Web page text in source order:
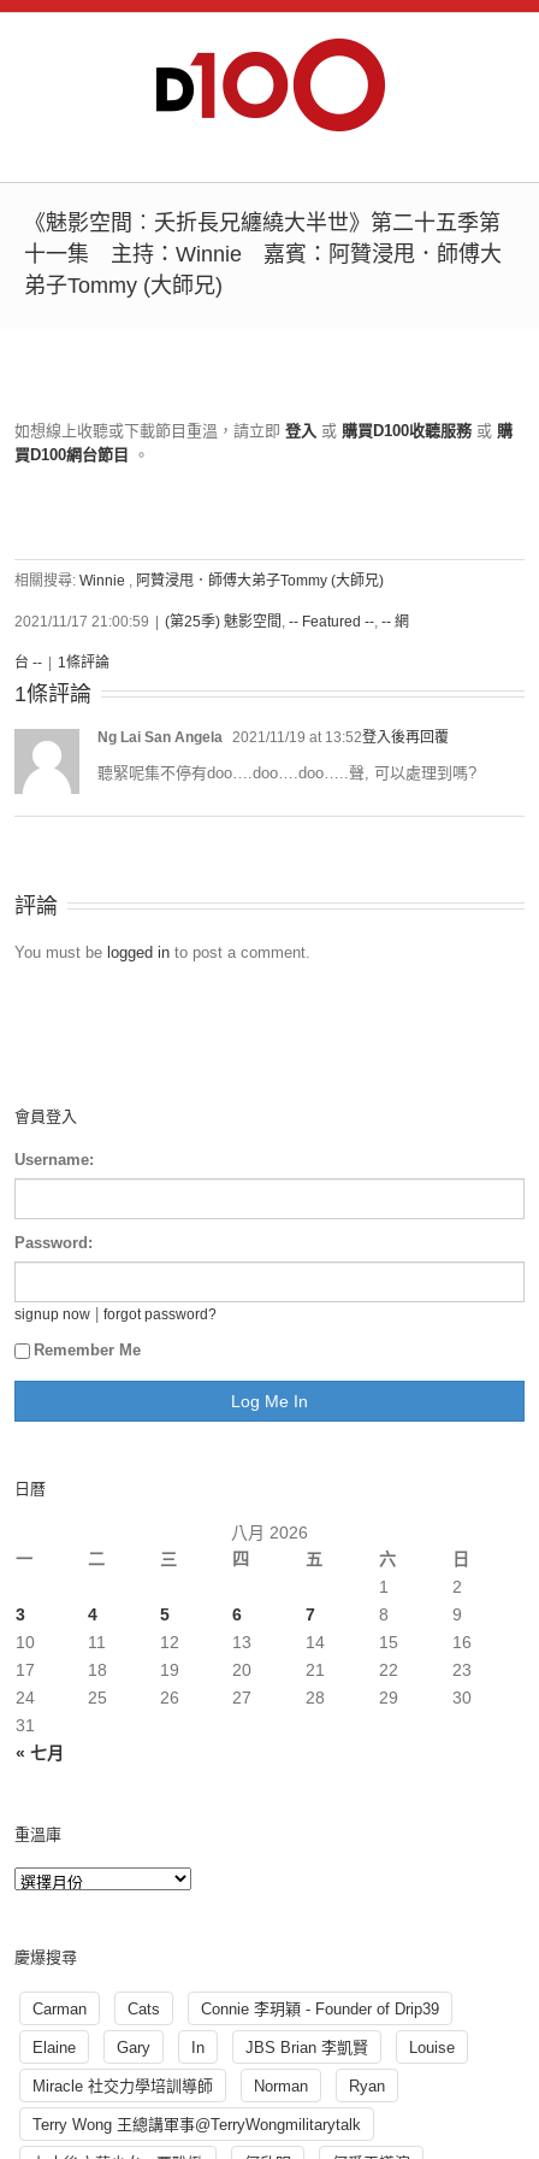
《魅影空間︰夭折長兄纏繞大半世》第二十五季第
十一集 主持：Winnie 嘉賓：阿贊浸甩．師傅大
弟子Tommy (大師兄)
如想線上收聽或下載節目重溫，請立即 登入 或 購買D100收聽服務 或 購
買D100網台節目
。
相關搜尋: Winnie , 阿贊浸甩．師傅大弟子Tommy (大師兄)
2021/11/17 21:00:59 (第25季) 魅影空間 , -- Featured --, -- 網
台 -- 1條評論
1條評論
Ng Lai San Angela 2021/11/19 at 13:52登入後再回覆
聽緊呢集不停有doo….doo….doo…..聲, 可以處理到嗎?
評論
You must be logged in to post a comment.
會員登入
Username:
Password:
signup now forgot password?
Remember Me
日曆
八月 2026
一
二 三 四 五 六 日
« 七月
1
2
3
4 5 6 7 8
9
10
11 12 13 14 15
16
17
18 19 20 21 22
23
24
25 26 27 28 29
30
31
重溫庫
慶爆搜尋
Carman Cats Connie 李玥穎 - Founder of Drip39
Elaine Gary In JBS Brian 李凱賢 Louise
Miracle 社交力學培訓導師 Norman Ryan
Terry Wong 王總講軍事@TerryWongmilitarytalk